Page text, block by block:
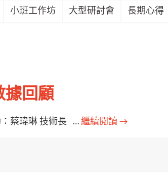
小班工作坊 大型研討會 長期心得
據回顧
：蔡瑋琳 技術長 … 繼續閱讀 →